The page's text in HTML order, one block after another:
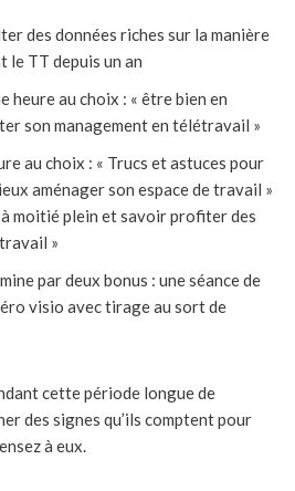
des données riches sur la manière
le TT depuis un an
heure au choix : « être bien en
son management en télétravail »
au choix : « Trucs et astuces pour
aménager son espace de travail »
moitié plein et savoir profiter des
»
par deux bonus : une séance de
visio avec tirage au sort de
cette période longue de
des signes qu’ils comptent pour
à eux.